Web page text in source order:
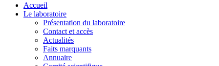
Accueil
Le laboratoire
Présentation du laboratoire
Contact et accès
Actualités
Faits marquants
Annuaire